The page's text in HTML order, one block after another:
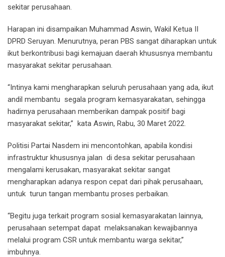
sekitar perusahaan.
Harapan ini disampaikan Muhammad Aswin, Wakil Ketua II
DPRD Seruyan. Menurutnya, peran PBS sangat diharapkan untuk
ikut berkontribusi bagi kemajuan daerah khususnya membantu
masyarakat sekitar perusahaan.
“Intinya kami mengharapkan seluruh perusahaan yang ada, ikut
andil membantu segala program kemasyarakatan, sehingga
hadirnya perusahaan memberikan dampak positif bagi
masyarakat sekitar,” kata Aswin, Rabu, 30 Maret 2022.
Politisi Partai Nasdem ini mencontohkan, apabila kondisi
infrastruktur khususnya jalan di desa sekitar perusahaan
mengalami kerusakan, masyarakat sekitar sangat
mengharapkan adanya respon cepat dari pihak perusahaan,
untuk turun tangan membantu proses perbaikan.
“Begitu juga terkait program sosial kemasyarakatan lainnya,
perusahaan setempat dapat melaksanakan kewajibannya
melalui program CSR untuk membantu warga sekitar,”
imbuhnya.